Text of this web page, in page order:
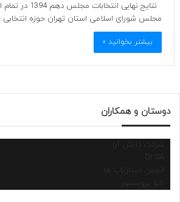
نتایج نهایی
مجلس شورای اسلامی استان تهران حوزه
بیشتر بخوانید »
دوستان و همکاران
شرکت دانش آرا
انجمن استارتاپ ها
نانو پروسسور